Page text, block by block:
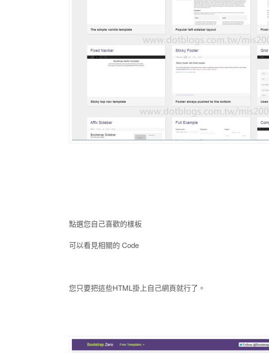
點選您自己喜歡的樣板
可以看見相關的 Code
您只要把這些HTML掛上自己網頁就行了。